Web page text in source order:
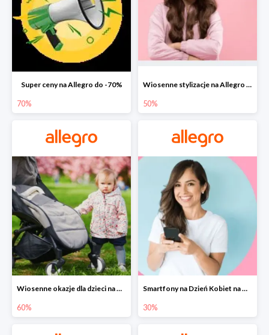
Super ceny na Allegro do -70%
70%
Wiosenne stylizacje na Allegro do -50%
50%
Wiosenne okazje dla dzieci na Allegro do -60%
60%
Smartfony na Dzień Kobiet na Allegro do -30%
30%